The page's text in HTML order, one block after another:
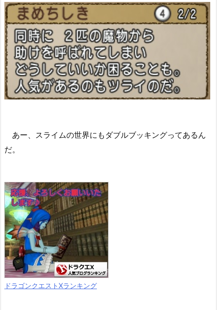
あー、スライムの世界にもダブルブッキングってあるん
だ。
ドラゴンクエストXランキング